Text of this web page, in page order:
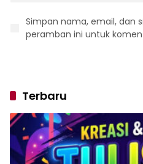
Simpan nama, email, dan
peramban ini untuk
Terbaru